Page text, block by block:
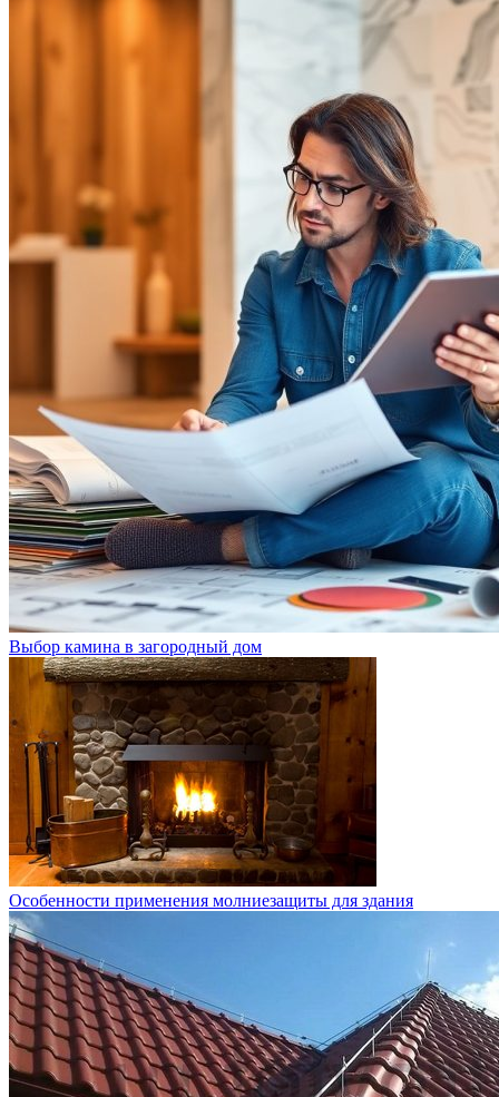
Выбор камина в загородный дом
Особенности применения молниезащиты для здания